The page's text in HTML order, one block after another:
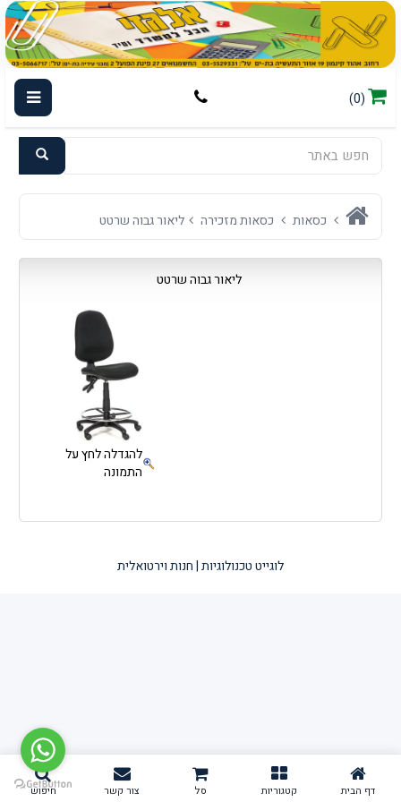
(0)
כסאות כסאות מזכירה ליאור גבוה שרטט
ליאור גבוה שרטט
להגדלה לחץ על
התמונה
לוגייט טכנולוגיות | חנות וירטואלית
דף הבית קטגוריות סל צור קשר חיפוש